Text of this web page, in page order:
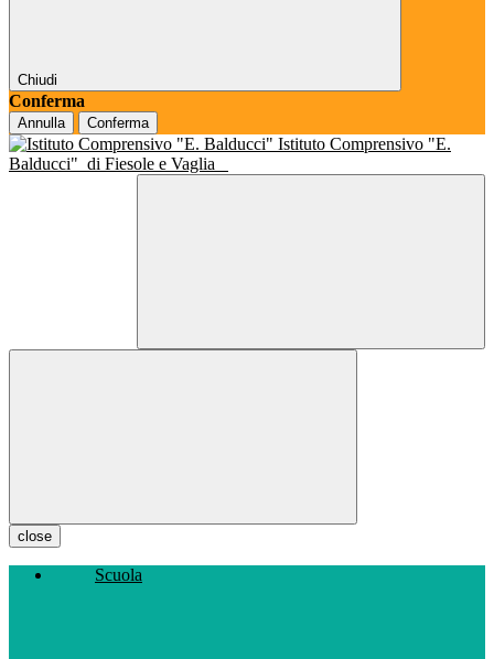
Chiudi
Conferma
Annulla Conferma
Istituto Comprensivo "E.
Balducci" di Fiesole e Vaglia
close
Scuola